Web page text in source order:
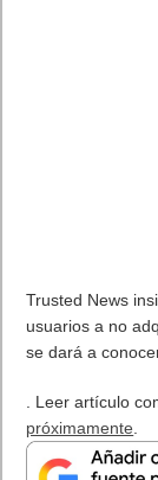
Trusted News
usuarios a no
se dará a
. Leer artículo
próximamente